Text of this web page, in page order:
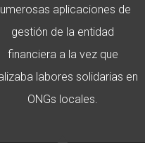
aplicaciones de
gestión de la entidad
financiera a la vez que
labores solidarias en
ONGs locales.